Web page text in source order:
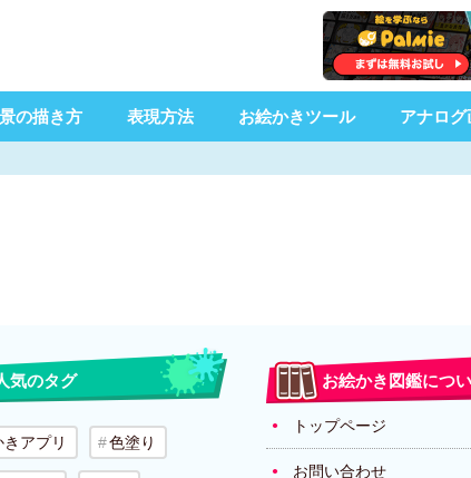
の描き方 表現方法 お絵かきツール アナログ
気のタグ
アプリ 色塗り
お絵かき図鑑につ
トップページ
お問い合わせ